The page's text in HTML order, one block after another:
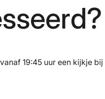
19:45 uur een kijkje bij